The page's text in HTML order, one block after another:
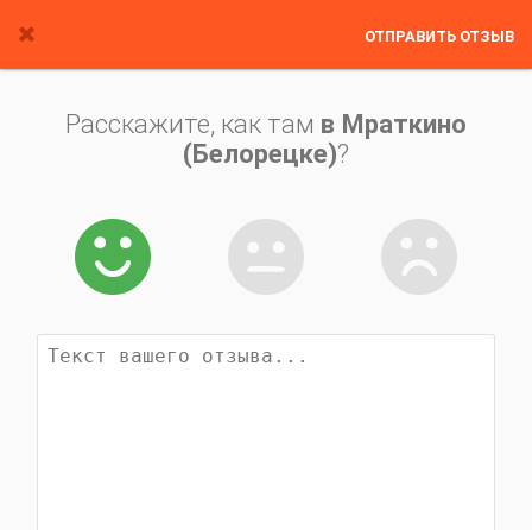
ОТПРАВИТЬ ОТЗЫВ
Расскажите, как там в Мраткино
(Белорецке)?
  